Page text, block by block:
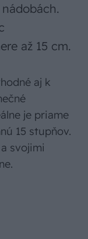
až 15 cm.
aj k
je priame
15 stupňov.
svojimi